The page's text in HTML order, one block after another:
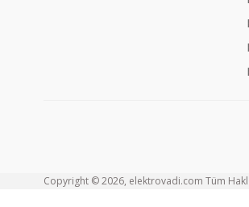
Copyright © 2026, elektrovadi.com Tüm